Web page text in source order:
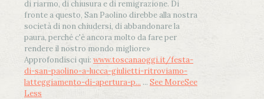
di riarmo, di chiusura e di remigrazione. Di
fronte a questo, San Paolino direbbe alla nostra
società di non chiudersi, di abbandonare la
paura, perché c'è ancora molto da fare per
rendere il nostro mondo migliore»
Approfondisci qui: www.toscanaoggi.it/festa-
di-san-paolino-a-lucca-giulietti-ritroviamo-
latteggiamento-di-apertura-p... ... See MoreSee
Less